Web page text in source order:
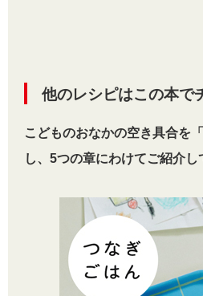
他のレシピはこの本で
こどものおなかの空き具合を
し、5つの章にわけてご紹介し